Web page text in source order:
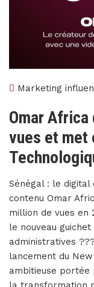
Marketing
Omar
vues et met
Sénégal : le
contenu Omar
million de vues en
le nouveau
administratives
lancement du
ambitieuse portée